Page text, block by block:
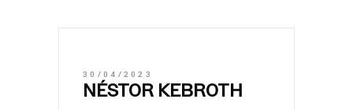
30/04/2023
NÉSTOR KEBROTH